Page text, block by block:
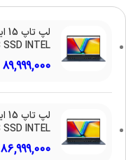
SSD INTEL
۸۹,۹۹۹,۰۰۰
SSD INTEL
۸۶,۹۹۹,۰۰۰